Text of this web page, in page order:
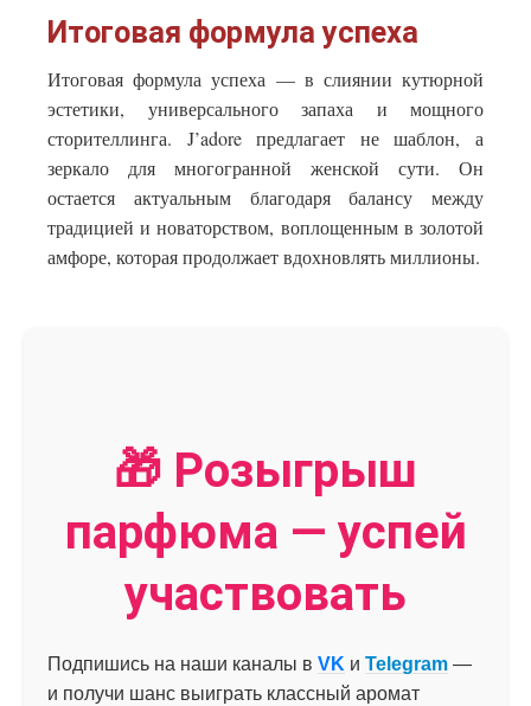
Итоговая формула успеха
Итоговая формула успеха — в слиянии кутюрной
эстетики, универсального запаха и мощного
сторителлинга. J’adore предлагает не шаблон, а
зеркало для многогранной женской сути. Он
остается актуальным благодаря балансу между
традицией и новаторством, воплощенным в золотой
амфоре, которая продолжает вдохновлять миллионы.
🎁 Розыгрыш
парфюма — успей
участвовать
Подпишись на наши каналы в VK и Telegram —
и получи шанс выиграть классный аромат